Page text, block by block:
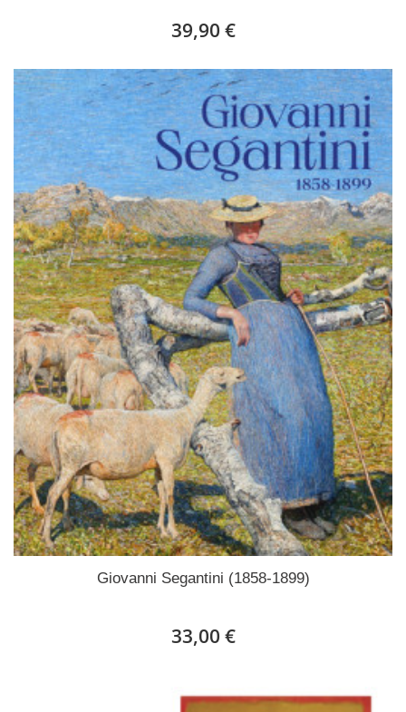
39,90 €
Giovanni Segantini (1858-1899)
33,00 €